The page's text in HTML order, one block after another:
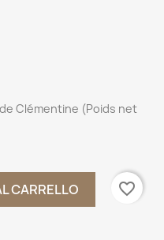
Clémentine (Poids net
CARRELLO favorite_border